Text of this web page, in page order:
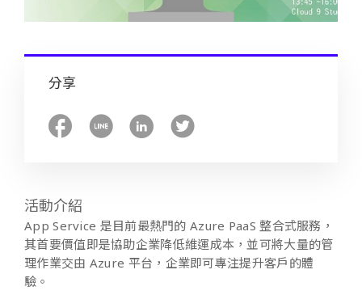
分享
活動介紹
App Service 是目前最熱門的 Azure PaaS 整合式服務，
其首要價值即是協助企業降低維運成本，並可將大量的管
理作業交由 Azure 平台，企業即可專注提升客戶的體
驗。